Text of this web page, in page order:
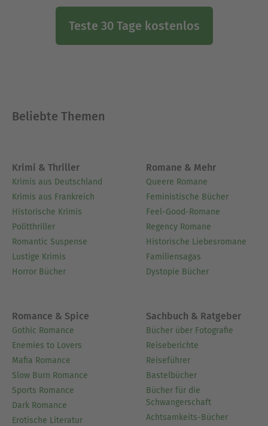
Teste 30 Tage kostenlos
Beliebte Themen
Krimi & Thriller
Krimis aus Deutschland
Krimis aus Frankreich
Historische Krimis
Politthriller
Romantic Suspense
Lustige Krimis
Horror Bücher
Romane & Mehr
Queere Romane
Feministische Bücher
Feel-Good-Romane
Regency Romane
Historische Liebesromane
Familiensagas
Dystopie Bücher
Romance & Spice
Gothic Romance
Enemies to Lovers
Mafia Romance
Slow Burn Romance
Sports Romance
Dark Romance
Erotische Literatur
Sachbuch & Ratgeber
Bücher über Fotografie
Reiseberichte
Reiseführer
Bastelbücher
Bücher für die
Schwangerschaft
Achtsamkeits-Bücher